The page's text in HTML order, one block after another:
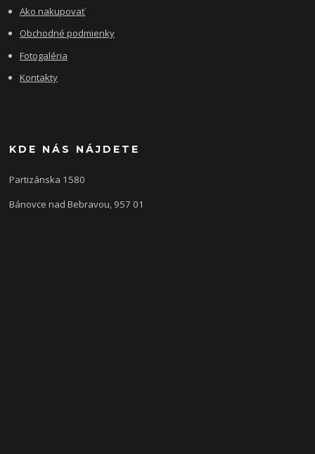
Ako nakupovať
Obchodné podmienky
Fotogaléria
Kontakty
KDE NÁS NÁJDETE
Partizánska 1580
Bánovce nad Bebravou, 957 01